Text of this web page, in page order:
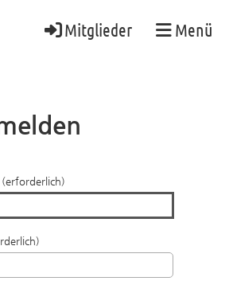
Mitglieder Menü